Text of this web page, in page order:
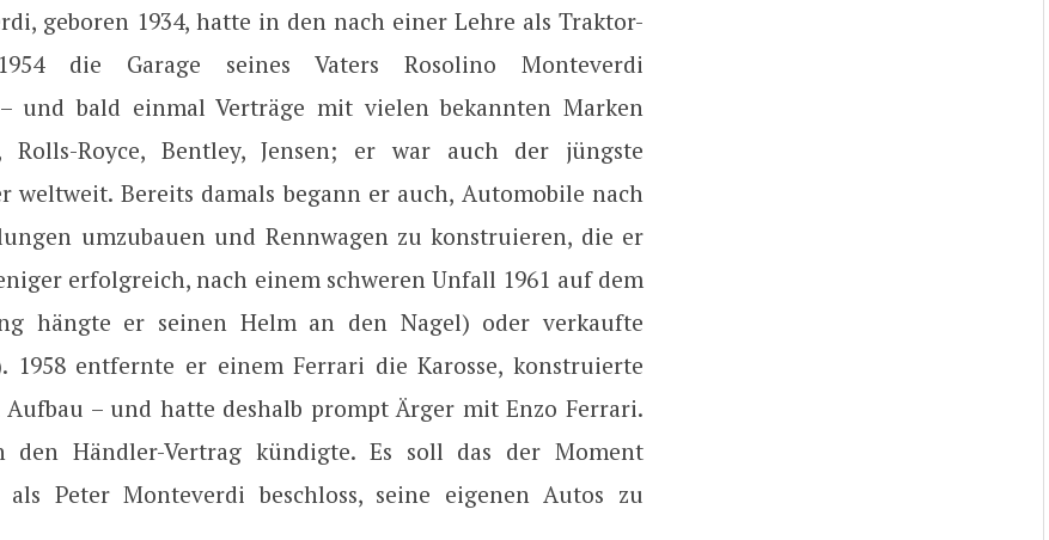
geboren 1934, hatte in den nach einer Lehre als Traktor-
die Garage seines Vaters Rosolino Monteverdi
und bald einmal Verträge mit vielen bekannten Marken
Rolls-Royce, Bentley, Jensen; er war auch der jüngste
weltweit. Bereits damals begann er auch, Automobile nach
umzubauen und Rennwagen zu konstruieren, die er
erfolgreich, nach einem schweren Unfall 1961 auf dem
hängte er seinen Helm an den Nagel) oder verkaufte
1958 entfernte er einem Ferrari die Karosse, konstruierte
– und hatte deshalb prompt Ärger mit Enzo Ferrari.
den Händler-Vertrag kündigte. Es soll das der Moment
als Peter Monteverdi beschloss, seine eigenen Autos zu